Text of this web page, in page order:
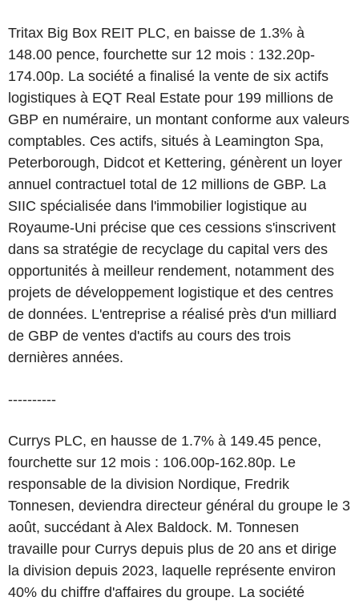
Tritax Big Box REIT PLC, en baisse de 1.3% à
148.00 pence, fourchette sur 12 mois : 132.20p-
174.00p. La société a finalisé la vente de six actifs
logistiques à EQT Real Estate pour 199 millions de
GBP en numéraire, un montant conforme aux valeurs
comptables. Ces actifs, situés à Leamington Spa,
Peterborough, Didcot et Kettering, génèrent un loyer
annuel contractuel total de 12 millions de GBP. La
SIIC spécialisée dans l'immobilier logistique au
Royaume-Uni précise que ces cessions s'inscrivent
dans sa stratégie de recyclage du capital vers des
opportunités à meilleur rendement, notamment des
projets de développement logistique et des centres
de données. L'entreprise a réalisé près d'un milliard
de GBP de ventes d'actifs au cours des trois
dernières années.
----------
Currys PLC, en hausse de 1.7% à 149.45 pence,
fourchette sur 12 mois : 106.00p-162.80p. Le
responsable de la division Nordique, Fredrik
Tonnesen, deviendra directeur général du groupe le 3
août, succédant à Alex Baldock. M. Tonnesen
travaille pour Currys depuis plus de 20 ans et dirige
la division depuis 2023, laquelle représente environ
40% du chiffre d'affaires du groupe. La société